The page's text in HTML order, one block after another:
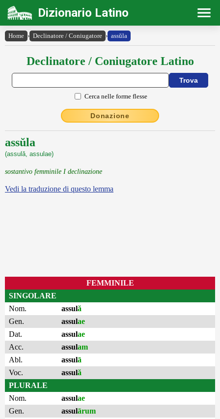
Dizionario Latino
Home › Declinatore / Coniugatore › assŭla
Declinatore / Coniugatore Latino
Cerca nelle forme flesse
Donazione
assŭla
(assulă, assulae)
sostantivo femminile I declinazione
Vedi la traduzione di questo lemma
FEMMINILE
SINGOLARE
Nom.
assulă
Gen.
assulae
Dat.
assulae
Acc.
assulam
Abl.
assulā
Voc.
assulă
PLURALE
Nom.
assulae
Gen.
assulārum